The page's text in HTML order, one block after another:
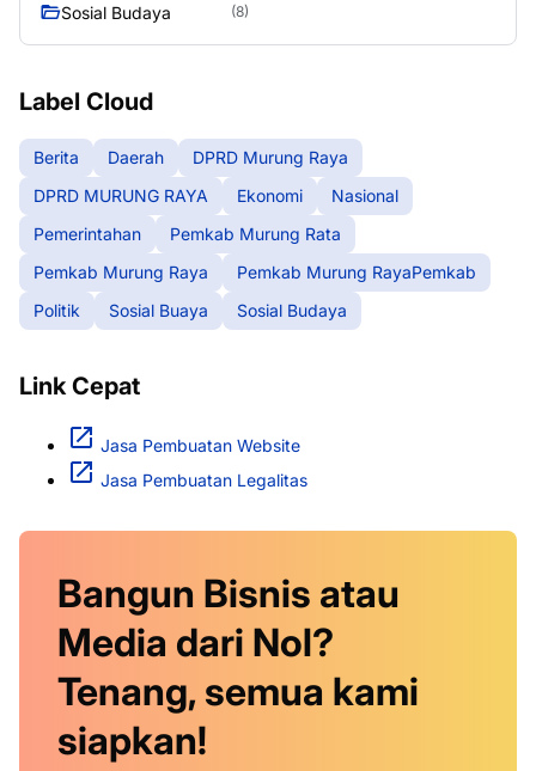
Sosial Budaya (8)
Label Cloud
Berita Daerah
DPRD Murung Raya
DPRD MURUNG RAYA
Ekonomi
Nasional
Pemerintahan
Pemkab Murung Rata
Pemkab Murung Raya
Pemkab Murung RayaPemkab
Politik
Sosial Buaya Sosial Budaya
Link Cepat
Jasa Pembuatan Website
Jasa Pembuatan Legalitas
Bangun Bisnis atau
Media dari Nol?
Tenang, semua kami
siapkan!